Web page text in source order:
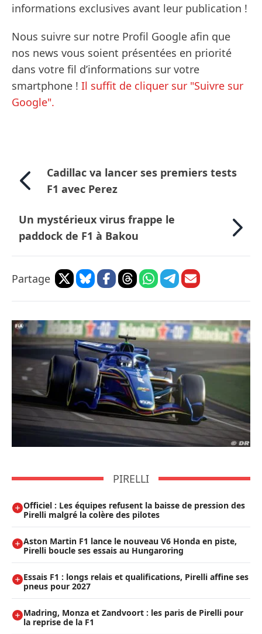
informations exclusives avant leur publication !
Nous suivre sur notre Profil Google afin que
nos news vous soient présentées en priorité
dans votre fil d’informations sur votre
smartphone ! Il suffit de cliquer sur "Suivre sur
Google".
Cadillac va lancer ses premiers tests
F1 avec Perez
Un mystérieux virus frappe le
paddock de F1 à Bakou
Partage
PIRELLI
Officiel : Les équipes refusent la baisse de pression des
Pirelli malgré la colère des pilotes
Aston Martin F1 lance le nouveau V6 Honda en piste,
Pirelli boucle ses essais au Hungaroring
Essais F1 : longs relais et qualifications, Pirelli affine ses
pneus pour 2027
Madring, Monza et Zandvoort : les paris de Pirelli pour
la reprise de la F1